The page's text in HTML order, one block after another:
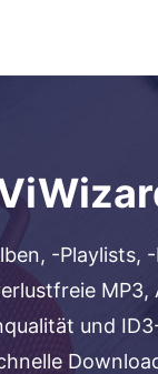
-Playlists,
MP3,
und